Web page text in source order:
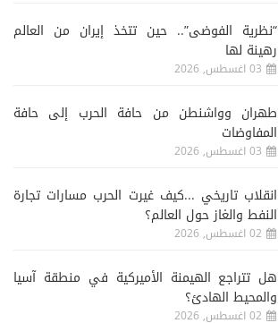
“نظرية الفوضى”.. حين تتخذ إيران من العالم
رهينة لها
03 اغسطس, 2026
طهران وواشنطن من حافة الحرب إلى حافة
المفاوضات
03 اغسطس, 2026
انقلاب تاريخي ...كيف غيرت الحرب مسارات تجارة
النفط والغاز حول العالم؟
02 اغسطس, 2026
هل تتراجع الهيمنة الأميركية في منطقة آسيا
والمحيط الهادئ؟
02 اغسطس, 2026